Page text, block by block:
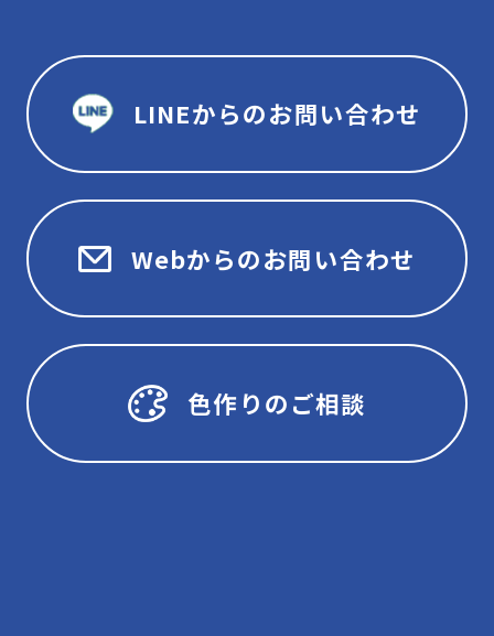
LINEからのお問い合わせ
Webからのお問い合わせ
色作りのご相談